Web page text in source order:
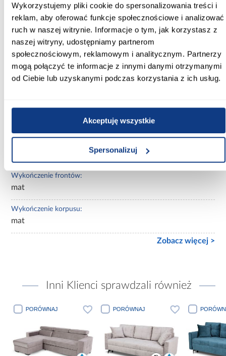
Wykorzystujemy pliki cookie do spersonalizowania treści i
reklam, aby oferować funkcje społecznościowe i analizować
ruch w naszej witrynie. Informacje o tym, jak korzystasz z
naszej witryny, udostępniamy partnerom
społecznościowym, reklamowym i analitycznym. Partnerzy
mogą połączyć te informacje z innymi danymi otrzymanymi
od Ciebie lub uzyskanymi podczas korzystania z ich usług.
Akceptuję wszystkie
Spersonalizuj
Kolor frontów:
czarny/artisan
Kolor korpusu:
czarny
Wybarwienie:
Lustro:
Wykończenie frontów:
mat
Wykończenie korpusu:
mat
Zobacz więcej >
Inni Klienci sprawdzali również
PORÓWNAJ PORÓWNAJ